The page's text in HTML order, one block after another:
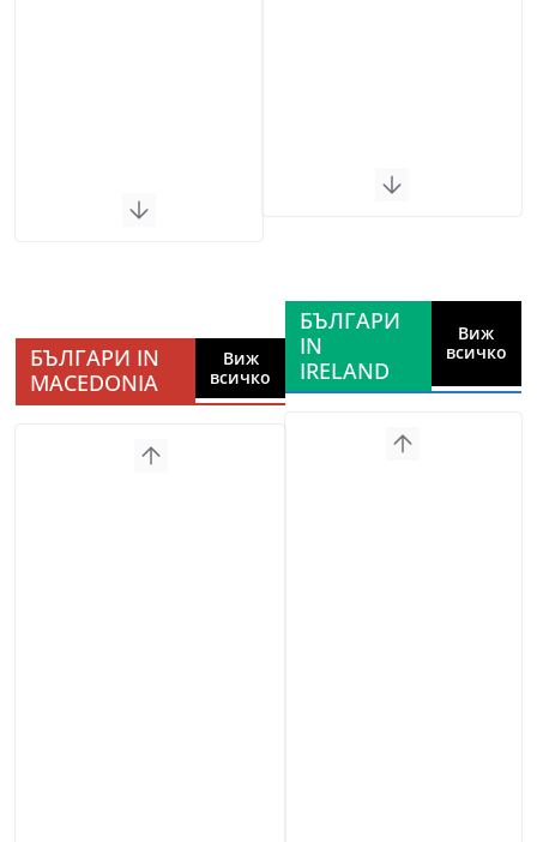
БЪЛГАРИ IN
MACEDONIA
Виж
всичко
БЪЛГАРИ
IN
IRELAND
Виж
всичко